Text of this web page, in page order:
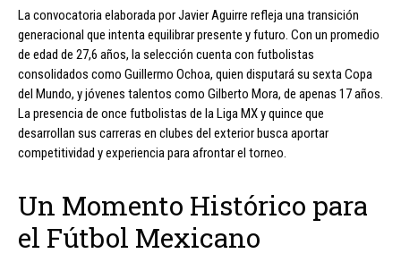
La convocatoria elaborada por Javier Aguirre refleja una transición
generacional que intenta equilibrar presente y futuro. Con un promedio
de edad de 27,6 años, la selección cuenta con futbolistas
consolidados como Guillermo Ochoa, quien disputará su sexta Copa
del Mundo, y jóvenes talentos como Gilberto Mora, de apenas 17 años.
La presencia de once futbolistas de la Liga MX y quince que
desarrollan sus carreras en clubes del exterior busca aportar
competitividad y experiencia para afrontar el torneo.
Un Momento Histórico para
el Fútbol Mexicano